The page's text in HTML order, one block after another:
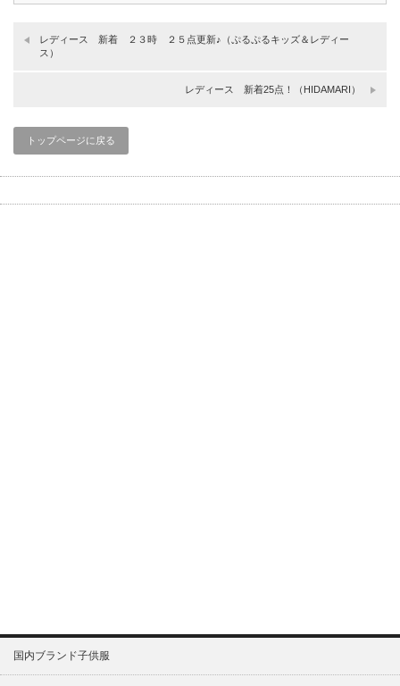
レディース 新着 ２３時 ２５点更新♪（ぷるぷるキッズ＆レディー
ス）
レディース 新着25点！（HIDAMARI）
トップページに戻る
国内ブランド子供服